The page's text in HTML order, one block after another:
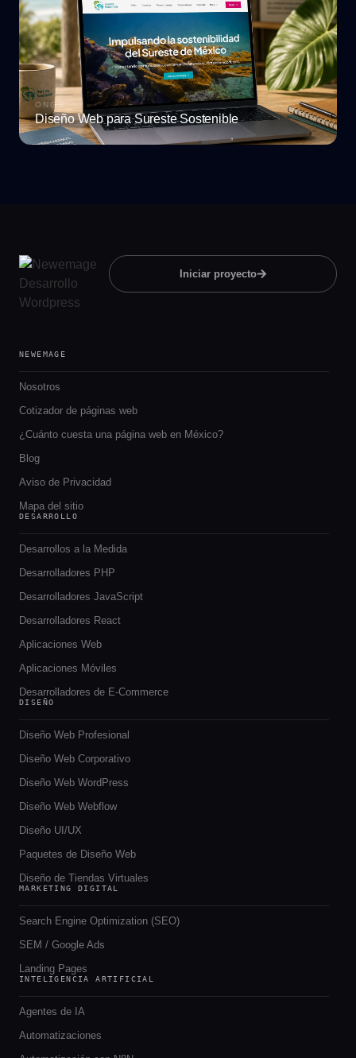
ONGS
Diseño Web para Sureste Sostenible
Iniciar proyecto
NEWEMAGE
Nosotros
Cotizador de páginas web
¿Cuánto cuesta una página web en México?
Blog
Aviso de Privacidad
Mapa del sitio
DESARROLLO
Desarrollos a la Medida
Desarrolladores PHP
Desarrolladores JavaScript
Desarrolladores React
Aplicaciones Web
Aplicaciones Móviles
Desarrolladores de E-Commerce
DISEÑO
Diseño Web Profesional
Diseño Web Corporativo
Diseño Web WordPress
Diseño Web Webflow
Diseño UI/UX
Paquetes de Diseño Web
Diseño de Tiendas Virtuales
MARKETING DIGITAL
Search Engine Optimization (SEO)
SEM / Google Ads
Landing Pages
INTELIGENCIA ARTIFICIAL
Agentes de IA
Automatizaciones